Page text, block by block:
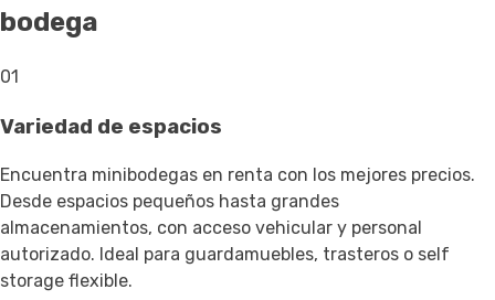
bodega
01
Variedad de espacios
Encuentra minibodegas en renta con los mejores precios.
Desde espacios pequeños hasta grandes
almacenamientos, con acceso vehicular y personal
autorizado. Ideal para guardamuebles, trasteros o self
storage flexible.